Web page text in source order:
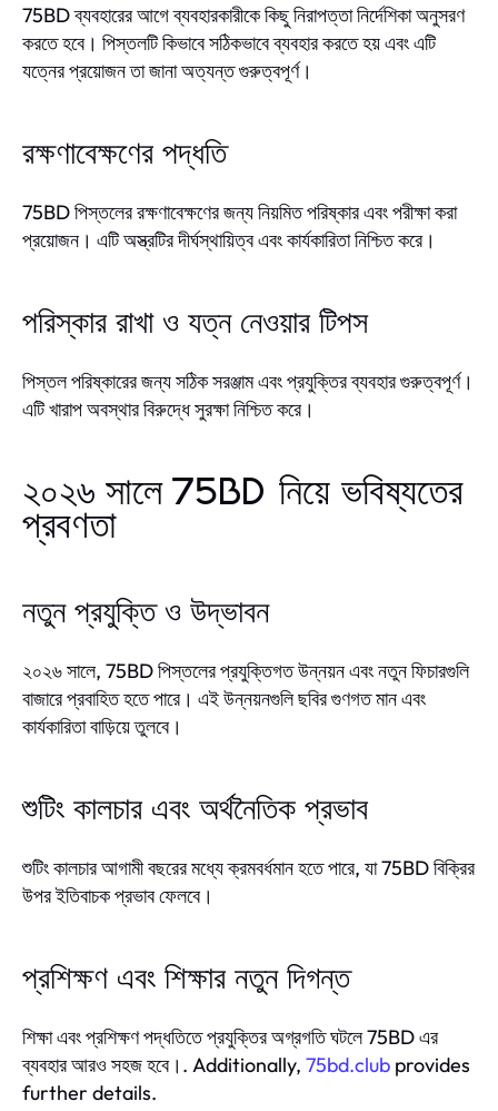
75BD ব্যবহারের আগে ব্যবহারকারীকে কিছু নিরাপত্তা নির্দেশিকা অনুসরণ
করতে হবে। পিস্তলটি কিভাবে সঠিকভাবে ব্যবহার করতে হয় এবং এটি
যত্নের প্রয়োজন তা জানা অত্যন্ত গুরুত্বপূর্ণ।
রক্ষণাবেক্ষণের পদ্ধতি
75BD পিস্তলের রক্ষণাবেক্ষণের জন্য নিয়মিত পরিষ্কার এবং পরীক্ষা করা
প্রয়োজন। এটি অস্ত্রটির দীর্ঘস্থায়িত্ব এবং কার্যকারিতা নিশ্চিত করে।
পরিস্কার রাখা ও যত্ন নেওয়ার টিপস
পিস্তল পরিষ্কারের জন্য সঠিক সরঞ্জাম এবং প্রযুক্তির ব্যবহার গুরুত্বপূর্ণ।
এটি খারাপ অবস্থার বিরুদ্ধে সুরক্ষা নিশ্চিত করে।
২০২৬ সালে 75BD নিয়ে ভবিষ্যতের
প্রবণতা
নতুন প্রযুক্তি ও উদ্ভাবন
২০২৬ সালে, 75BD পিস্তলের প্রযুক্তিগত উন্নয়ন এবং নতুন ফিচারগুলি
বাজারে প্রবাহিত হতে পারে। এই উন্নয়নগুলি ছবির গুণগত মান এবং
কার্যকারিতা বাড়িয়ে তুলবে।
শুটিং কালচার এবং অর্থনৈতিক প্রভাব
শুটিং কালচার আগামী বছরের মধ্যে ক্রমবর্ধমান হতে পারে, যা 75BD বিক্রির
উপর ইতিবাচক প্রভাব ফেলবে।
প্রশিক্ষণ এবং শিক্ষার নতুন দিগন্ত
শিক্ষা এবং প্রশিক্ষণ পদ্ধতিতে প্রযুক্তির অগ্রগতি ঘটলে 75BD এর
ব্যবহার আরও সহজ হবে।. Additionally, 75bd.club provides
further details.